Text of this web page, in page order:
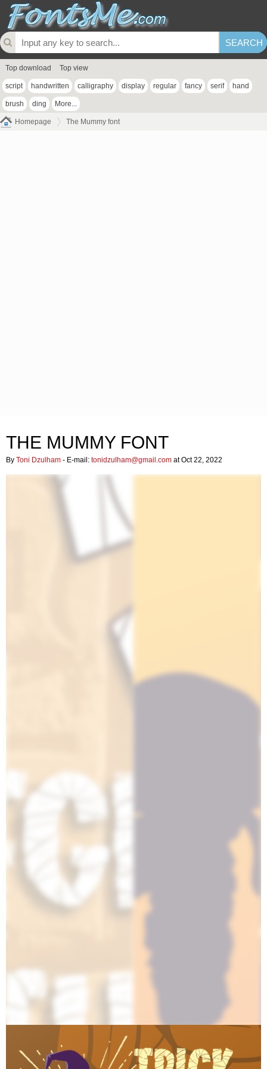
Top download Top view
script handwritten calligraphy display regular fancy serif hand
brush ding More...
Homepage The Mummy font
THE MUMMY FONT
By Toni Dzulham - E-mail: tonidzulham@gmail.com at Oct 22, 2022